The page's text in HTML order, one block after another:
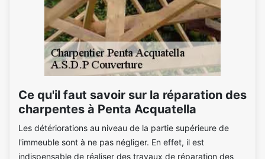
Ce qu'il faut savoir sur la réparation des
charpentes à Penta Acquatella
Les détériorations au niveau de la partie supérieure de
l'immeuble sont à ne pas négliger. En effet, il est
indispensable de réaliser des travaux de réparation des